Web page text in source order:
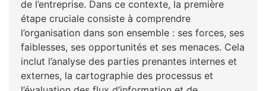
de l’entreprise. Dans ce contexte, la première
étape cruciale consiste à comprendre
l’organisation dans son ensemble : ses forces, ses
faiblesses, ses opportunités et ses menaces. Cela
inclut l’analyse des parties prenantes internes et
externes, la cartographie des processus et